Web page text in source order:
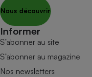
Nous découvrir
Informer
S’abonner au site
S’abonner au magazine
Nos newsletters